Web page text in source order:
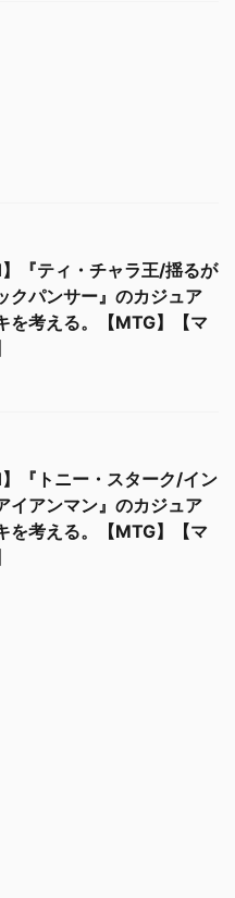
】『ティ・チャラ王/揺るが
クパンサー』のカジュア
を考える。【MTG】【マ
】『トニー・スターク/イン
イアンマン』のカジュア
を考える。【MTG】【マ